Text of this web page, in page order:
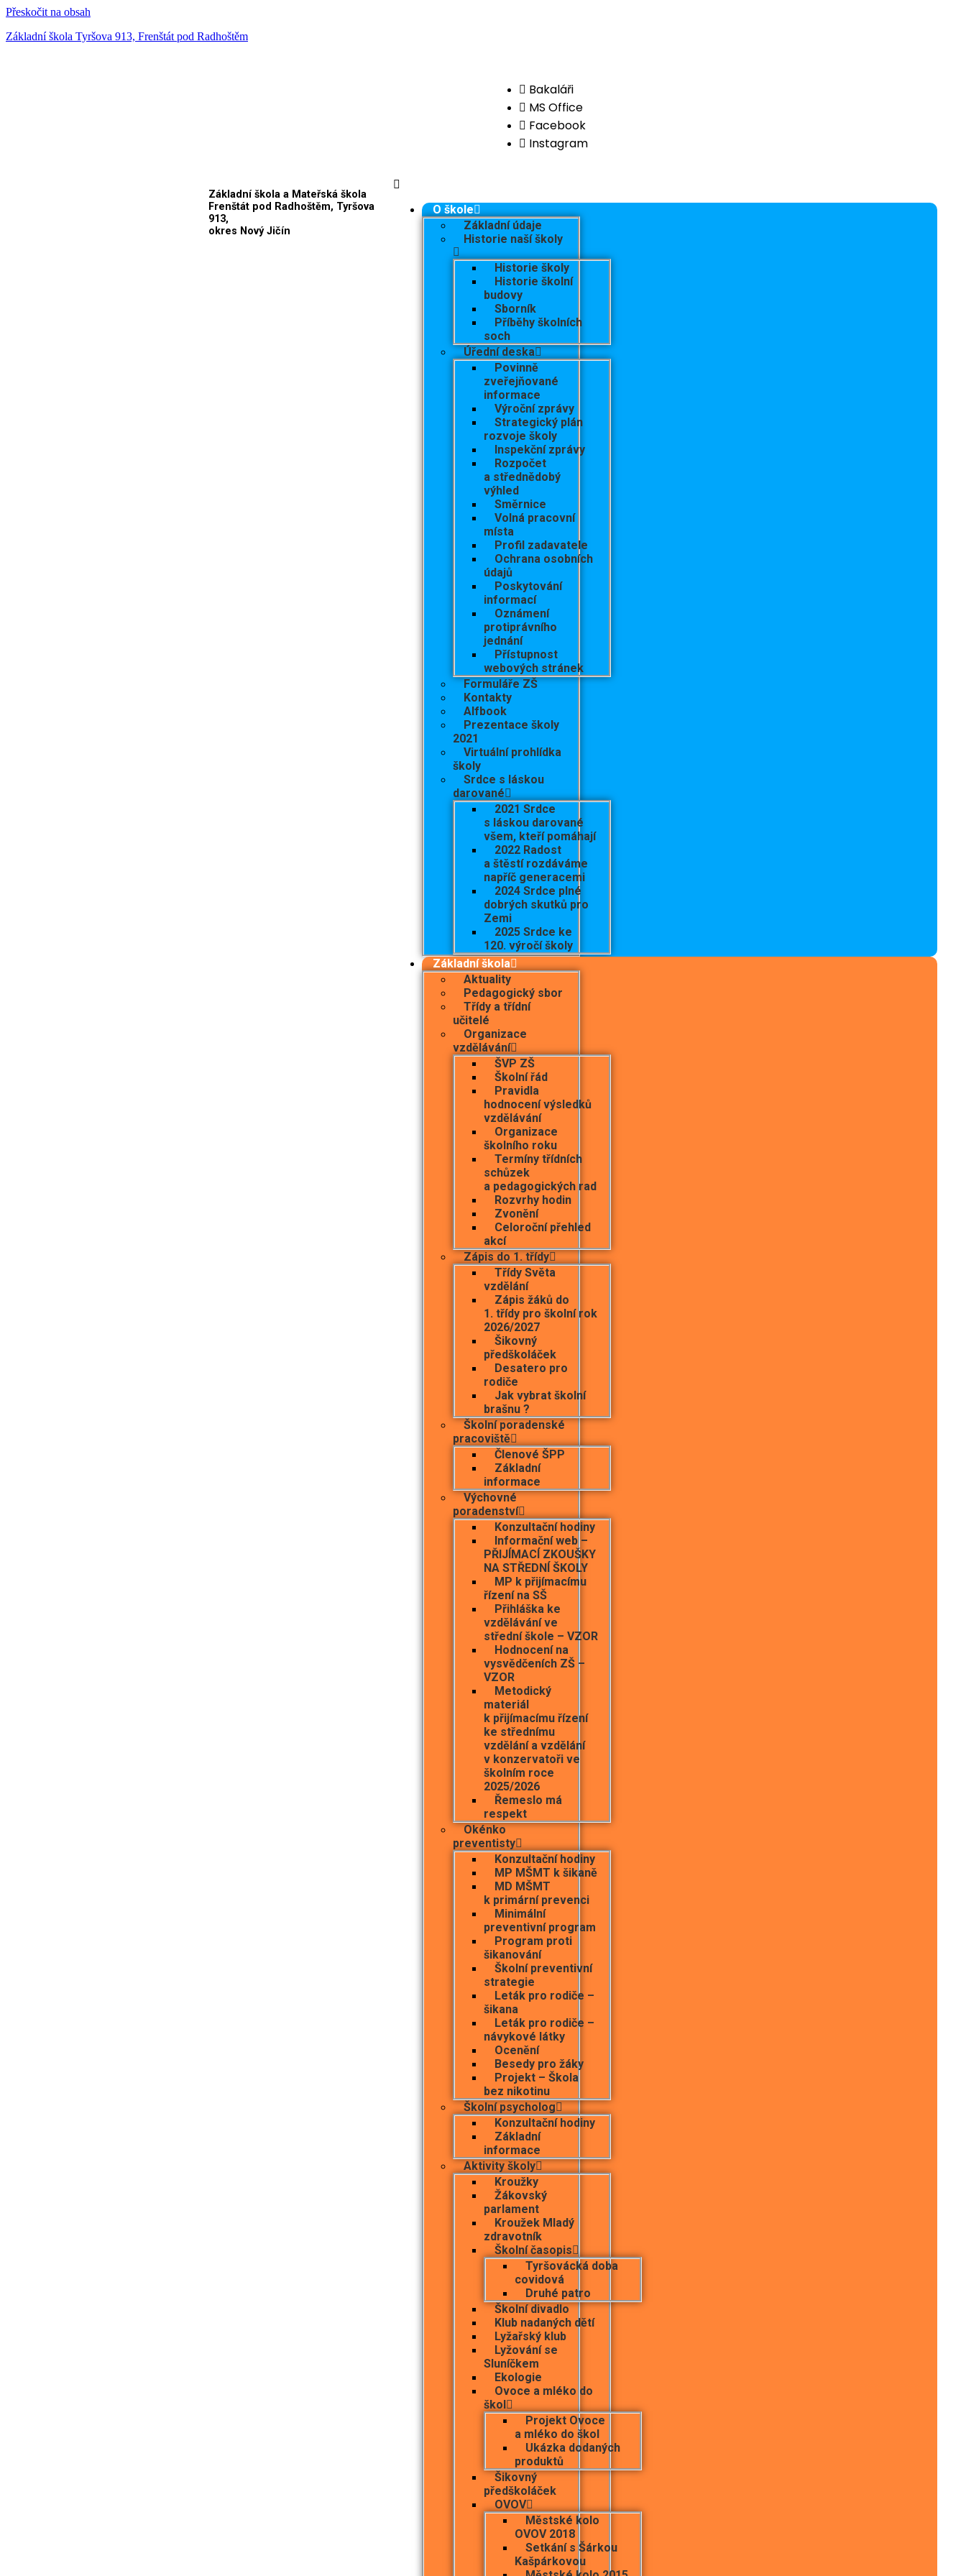
Přeskočit na obsah
Základní škola Tyršova 913, Frenštát pod Radhoštěm
Bakaláři
MS Office
Facebook
Instagram
Základní škola a Mateřská škola
Frenštát pod Radhoštěm, Tyršova
913,
okres Nový Jičín
O škole
Základní údaje
Historie naší školy
Historie školy
Historie školní
budovy
Sborník
Příběhy školních
soch
Úřední deska
Povinně
zveřejňované
informace
Výroční zprávy
Strategický plán
rozvoje školy
Inspekční zprávy
Rozpočet
a střednědobý
výhled
Směrnice
Volná pracovní
místa
Profil zadavatele
Ochrana osobních
údajů
Poskytování
informací
Oznámení
protiprávního
jednání
Přístupnost
webových stránek
Formuláře ZŠ
Kontakty
Alfbook
Prezentace školy
2021
Virtuální prohlídka
školy
Srdce s láskou
darované
2021 Srdce
s láskou darované
všem, kteří pomáhají
2022 Radost
a štěstí rozdáváme
napříč generacemi
2024 Srdce plné
dobrých skutků pro
Zemi
2025 Srdce ke
120. výročí školy
Základní škola
Aktuality
Pedagogický sbor
Třídy a třídní
učitelé
Organizace
vzdělávání
ŠVP ZŠ
Školní řád
Pravidla
hodnocení výsledků
vzdělávání
Organizace
školního roku
Termíny třídních
schůzek
a pedagogických rad
Rozvrhy hodin
Zvonění
Celoroční přehled
akcí
Zápis do 1. třídy
Třídy Světa
vzdělání
Zápis žáků do
1. třídy pro školní rok
2026/2027
Šikovný
předškoláček
Desatero pro
rodiče
Jak vybrat školní
brašnu ?
Školní poradenské
pracoviště
Členové ŠPP
Základní
informace
Výchovné
poradenství
Konzultační hodiny
Informační web –
PŘIJÍMACÍ ZKOUŠKY
NA STŘEDNÍ ŠKOLY
MP k přijímacímu
řízení na SŠ
Přihláška ke
vzdělávání ve
střední škole – VZOR
Hodnocení na
vysvědčeních ZŠ –
VZOR
Metodický
materiál
k přijímacímu řízení
ke střednímu
vzdělání a vzdělání
v konzervatoři ve
školním roce
2025/2026
Řemeslo má
respekt
Okénko
preventisty
Konzultační hodiny
MP MŠMT k šikaně
MD MŠMT
k primární prevenci
Minimální
preventivní program
Program proti
šikanování
Školní preventivní
strategie
Leták pro rodiče –
šikana
Leták pro rodiče –
návykové látky
Ocenění
Besedy pro žáky
Projekt – Škola
bez nikotinu
Školní psycholog
Konzultační hodiny
Základní
informace
Aktivity školy
Kroužky
Žákovský
parlament
Kroužek Mladý
zdravotník
Školní časopis
Tyršovácká doba
covidová
Druhé patro
Školní divadlo
Klub nadaných dětí
Lyžařský klub
Lyžování se
Sluníčkem
Ekologie
Ovoce a mléko do
škol
Projekt Ovoce
a mléko do škol
Ukázka dodaných
produktů
Šikovný
předškoláček
OVOV
Městské kolo
OVOV 2018
Setkání s Šárkou
Kašpárkovou